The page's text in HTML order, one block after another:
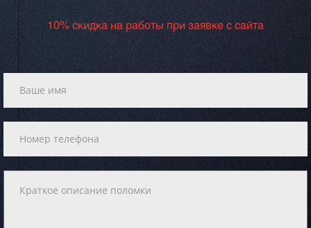
10% скидка на работы при заявке с сайта